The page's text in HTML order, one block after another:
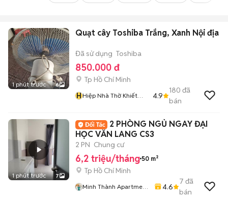
1 phút trước 6
Quạt cây Toshiba Trắng, Xanh Nội địa
Đã sử dụng Toshiba
850.000 đ
Tp Hồ Chí Minh
HHiệp Nhà Thờ Khiết
4.9
180 đã
bán
1 phút trước 7
2 PHÒNG NGỦ NGAY ĐẠI
HỌC VĂN LANG CS3
2 PN Chung cư
6,2 triệu/tháng 50 m²
Tp Hồ Chí Minh
Minh Thành Apartment
4.6
7 đã
bán